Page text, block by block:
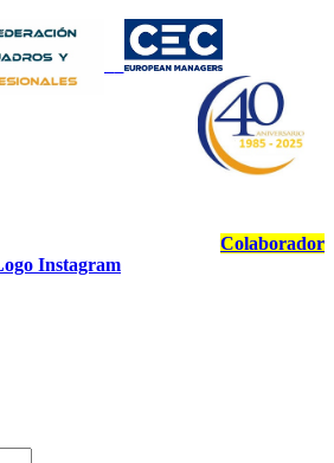
Colaborador